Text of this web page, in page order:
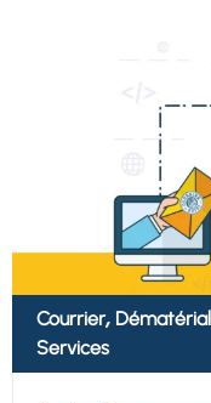
Courrier,
Services